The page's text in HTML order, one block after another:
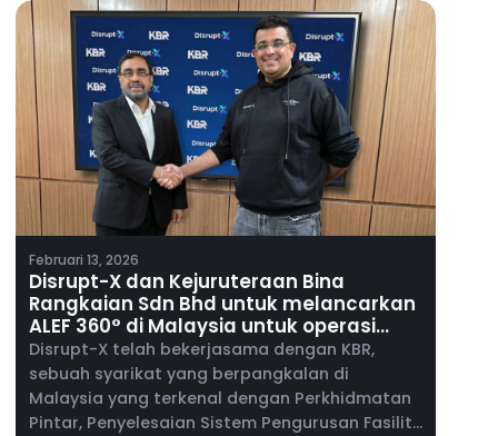
pasaran Afrika Selatan.
Februari 13, 2026
Disrupt-X dan Kejuruteraan Bina
Rangkaian Sdn Bhd untuk melancarkan
ALEF 360° di Malaysia untuk operasi
bangunan bersepadu
Disrupt-X telah bekerjasama dengan KBR,
sebuah syarikat yang berpangkalan di
Malaysia yang terkenal dengan Perkhidmatan
Pintar, Penyelesaian Sistem Pengurusan Fasiliti